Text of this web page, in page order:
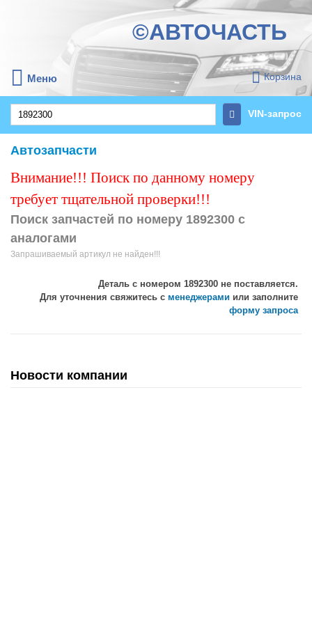
©АВТОЧАСТЬ
Меню Корзина
VIN-запрос
Автозапчасти
Внимание!!! Поиск по данному номеру
требует тщательной проверки!!!
Поиск запчастей по номеру 1892300 с
аналогами
Запрашиваемый артикул не найден!!!
Деталь с номером 1892300 не поставляется.
Для уточнения свяжитесь с менеджерами или заполните
форму запроса
Новости компании